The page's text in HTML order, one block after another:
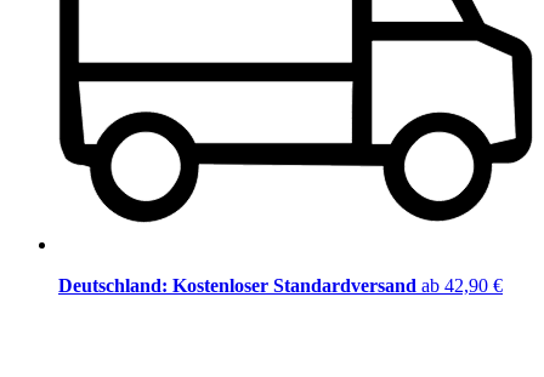
Deutschland: Kostenloser Standardversand ab 42,90 €